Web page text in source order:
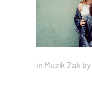
in Muzik Zak by